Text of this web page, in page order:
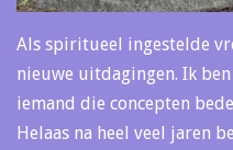
Als spiritueel ingestelde
nieuwe uitdagingen. Ik
iemand die concepten
Helaas na heel veel jaren